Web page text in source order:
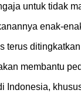
untuk tidak
enak-
membantu
Indonesia,